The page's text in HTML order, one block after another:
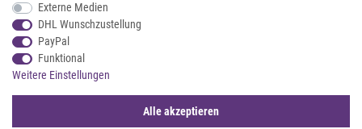
Externe Medien
DHL Wunschzustellung
PayPal
Funktional
Weitere Einstellungen
Alle akzeptieren